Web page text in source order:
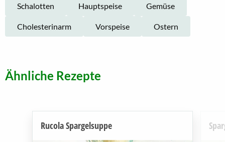
Schalotten Hauptspeise Gemüse
Cholesterinarm Vorspeise Ostern
Ähnliche Rezepte
Rucola Spargelsuppe